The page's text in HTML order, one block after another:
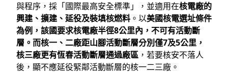
與程序，採「國際最高安全標準」，並適用在核電廠的
興建、擴建、延役及裝填核燃料 。以美國核電選址條件
為例，該國要求核電廠半徑8公里內，不可有活動斷
層。而核一、二廠距山腳活動斷層分別僅7及5公里，
核三廠更有恆春活動斷層通過廠區 ，若要核安不落人
後，顯不應延役緊鄰活動斷層的核一二三廠。